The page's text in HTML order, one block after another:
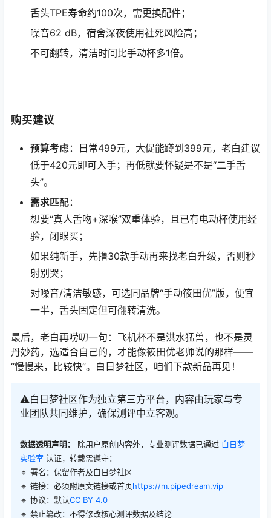
舌头TPE寿命约100次，需更换配件；
噪音62 dB，宿舍深夜使用社死风险高；
不可翻转，清洁时间比手动杯多1倍。
购买建议
预算考虑：日常499元，大促能蹲到399元，老白建议
低于420元即可入手；再低就要怀疑是不是“二手舌
头”。
需求匹配：
想要“真人舌吻+深喉”双重体验，且已有电动杯使用经
验，闭眼买；
如果纯新手，先撸30款手动再来找老白升级，否则秒
射别哭；
对噪音/清洁敏感，可选同品牌“手动筱田优”版，便宜
一半，舌头固定但可翻转清洗。
最后，老白再唠叨一句：飞机杯不是洪水猛兽，也不是灵
丹妙药，选适合自己的，才能像筱田优老师说的那样——
“慢慢来，比较快”。白日梦社区，咱们下款新品再见！
⚠️白日梦社区作为独立第三方平台，内容由玩家与专
业团队共同维护，确保测评中立客观。
数据透明声明： 除用户原创内容外，专业测评数据已通过 白日梦
实验室 认证，转载需遵守：
🔹 署名：保留作者及白日梦社区
🔹 链接：必须附原文链接或首页https://m.pipedream.vip
🔹 协议：默认CC BY 4.0
🔹 禁止篡改：不得修改核心测评数据及结论